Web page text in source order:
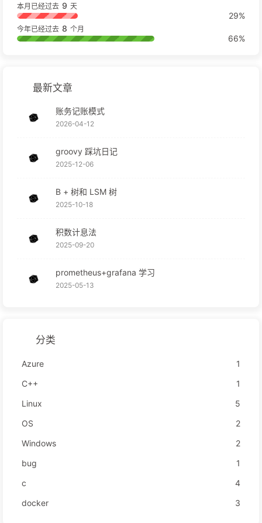
本月已经过去 9 天
29%
今年已经过去 8 个月
66%
最新文章
账务记账模式
2026-04-12
groovy 踩坑日记
2025-12-06
B + 树和 LSM 树
2025-10-18
积数计息法
2025-09-20
prometheus+grafana 学习
2025-05-13
分类
Azure
1
C++
1
Linux
5
OS
2
Windows
2
bug
1
c
4
docker
3